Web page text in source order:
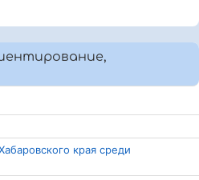
края среди